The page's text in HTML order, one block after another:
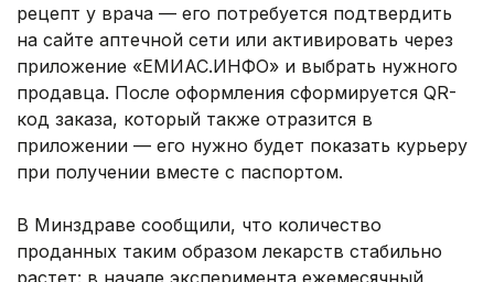
рецепт у врача — его потребуется подтвердить
на сайте аптечной сети или активировать через
приложение «ЕМИАС.ИНФО» и выбрать нужного
продавца. После оформления сформируется QR-
код заказа, который также отразится в
приложении — его нужно будет показать курьеру
при получении вместе с паспортом.
В Минздраве сообщили, что количество
проданных таким образом лекарств стабильно